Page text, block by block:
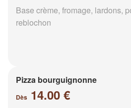
Base crème, fromage, lardons,
reblochon
Pizza bourguignonne
Dès 14.00 €